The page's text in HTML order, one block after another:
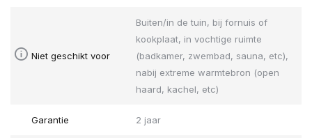
Niet geschikt voor
Buiten/in de tuin, bij fornuis of
kookplaat, in vochtige ruimte
(badkamer, zwembad, sauna, etc),
nabij extreme warmtebron (open
haard, kachel, etc)
Garantie 2 jaar